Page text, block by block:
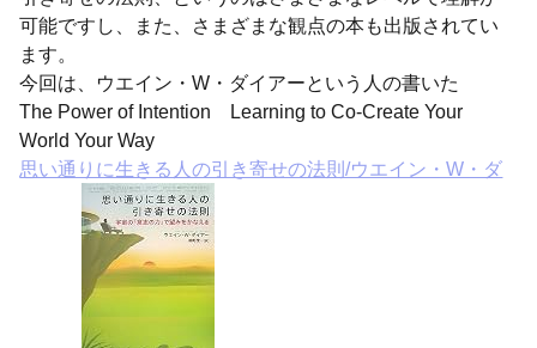
可能ですし、また、さまざまな観点の本も出版されてい
ます。
今回は、ウエイン・W・ダイアーという人の書いた
The Power of Intention Learning to Co-Create Your
World Your Way
思い通りに生きる人の引き寄せの法則/ウエイン・W・ダ